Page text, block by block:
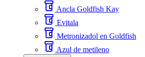
Ancla Goldfish Kay
Evitala
Metronizadol en Goldfish
Azul de metileno